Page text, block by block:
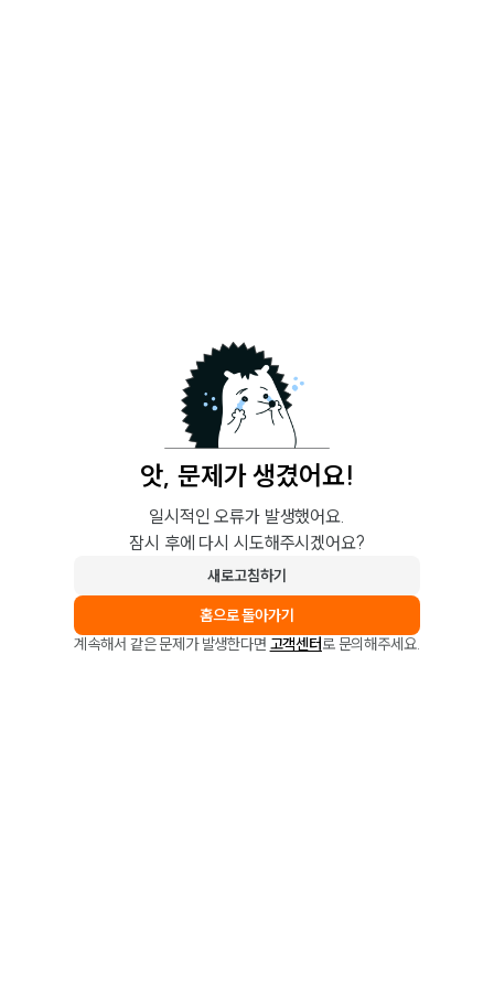
앗, 문제가 생겼어요!
일시적인 오류가 발생했어요.
잠시 후에 다시 시도해주시겠어요?
새로고침하기
홈으로 돌아가기
계속해서 같은 문제가 발생한다면 고객센터로 문의해주세요.